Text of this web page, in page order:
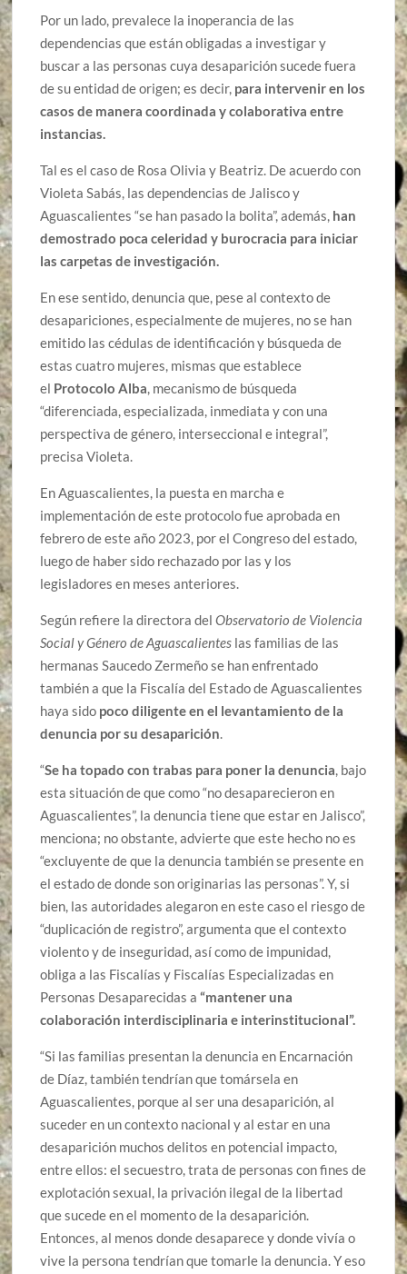
Por un lado, prevalece la inoperancia de las
dependencias que están obligadas a investigar y
buscar a las personas cuya desaparición sucede fuera
de su entidad de origen; es decir, para intervenir en los
casos de manera coordinada y colaborativa entre
instancias.
Tal es el caso de Rosa Olivia y Beatriz. De acuerdo con
Violeta Sabás, las dependencias de Jalisco y
Aguascalientes “se han pasado la bolita”, además, han
demostrado poca celeridad y burocracia para iniciar
las carpetas de investigación.
En ese sentido, denuncia que, pese al contexto de
desapariciones, especialmente de mujeres, no se han
emitido las cédulas de identificación y búsqueda de
estas cuatro mujeres, mismas que establece
el Protocolo Alba, mecanismo de búsqueda
“diferenciada, especializada, inmediata y con una
perspectiva de género, interseccional e integral”,
precisa Violeta.
En Aguascalientes, la puesta en marcha e
implementación de este protocolo fue aprobada en
febrero de este año 2023, por el Congreso del estado,
luego de haber sido rechazado por las y los
legisladores en meses anteriores.
Según refiere la directora delObservatorio de Violencia
Social y Género de Aguascalientes las familias de las
hermanas Saucedo Zermeño se han enfrentado
también a que la Fiscalía del Estado de Aguascalientes
haya sido poco diligente en el levantamiento de la
denuncia por su desaparición.
“Se ha topado con trabas para poner la denuncia, bajo
esta situación de que como “no desaparecieron en
Aguascalientes”, la denuncia tiene que estar en Jalisco”,
menciona; no obstante, advierte que este hecho no es
“excluyente de que la denuncia también se presente en
el estado de donde son originarias las personas”. Y, si
bien, las autoridades alegaron en este caso el riesgo de
“duplicación de registro”, argumenta que el contexto
violento y de inseguridad, así como de impunidad,
obliga a las Fiscalías y Fiscalías Especializadas en
Personas Desaparecidas a“mantener una
colaboración interdisciplinaria e interinstitucional”.
“Si las familias presentan la denuncia en Encarnación
de Díaz, también tendrían que tomársela en
Aguascalientes, porque al ser una desaparición, al
suceder en un contexto nacional y al estar en una
desaparición muchos delitos en potencial impacto,
entre ellos: el secuestro, trata de personas con fines de
explotación sexual, la privación ilegal de la libertad
que sucede en el momento de la desaparición.
Entonces, al menos donde desaparece y donde vivía o
vive la persona tendrían que tomarle la denuncia. Y eso